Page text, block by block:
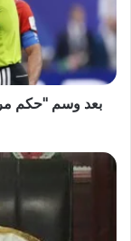
بعد وسم "حكم